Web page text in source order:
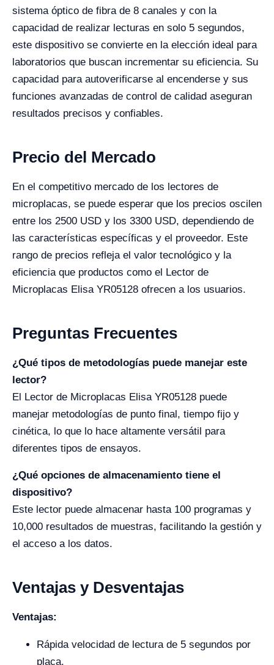
sistema óptico de fibra de 8 canales y con la
capacidad de realizar lecturas en solo 5 segundos,
este dispositivo se convierte en la elección ideal para
laboratorios que buscan incrementar su eficiencia. Su
capacidad para autoverificarse al encenderse y sus
funciones avanzadas de control de calidad aseguran
resultados precisos y confiables.
Precio del Mercado
En el competitivo mercado de los lectores de
microplacas, se puede esperar que los precios oscilen
entre los 2500 USD y los 3300 USD, dependiendo de
las características específicas y el proveedor. Este
rango de precios refleja el valor tecnológico y la
eficiencia que productos como el Lector de
Microplacas Elisa YR05128 ofrecen a los usuarios.
Preguntas Frecuentes
¿Qué tipos de metodologías puede manejar este
lector?
El Lector de Microplacas Elisa YR05128 puede
manejar metodologías de punto final, tiempo fijo y
cinética, lo que lo hace altamente versátil para
diferentes tipos de ensayos.
¿Qué opciones de almacenamiento tiene el
dispositivo?
Este lector puede almacenar hasta 100 programas y
10,000 resultados de muestras, facilitando la gestión y
el acceso a los datos.
Ventajas y Desventajas
Ventajas:
Rápida velocidad de lectura de 5 segundos por
placa.